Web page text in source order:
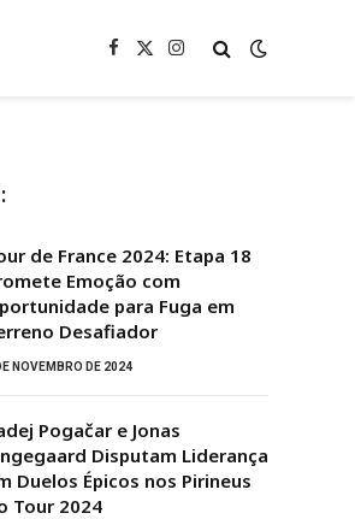
Facebook
X
Instagram
de France 2024: Etapa 18
Emoção com
para Fuga em
Desafiador
NOVEMBRO DE 2024
Pogačar e Jonas
Disputam Liderança
Duelos Épicos nos Pirineus
Tour 2024